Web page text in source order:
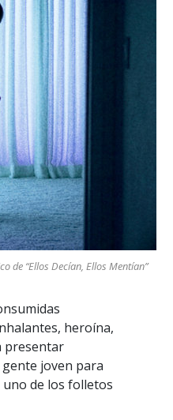
de “Ellos Decían, Ellos Mentían”
heroína,
presentar
joven para
uno de los folletos